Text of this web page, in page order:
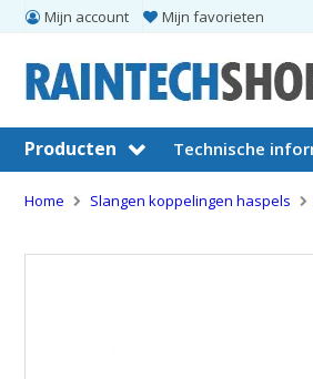
Mijn account Mijn favorieten
Producten Technische
Home Slangen koppelingen haspels